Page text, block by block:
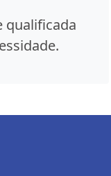
qualificada